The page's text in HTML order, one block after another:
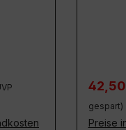
gespart)
Preise